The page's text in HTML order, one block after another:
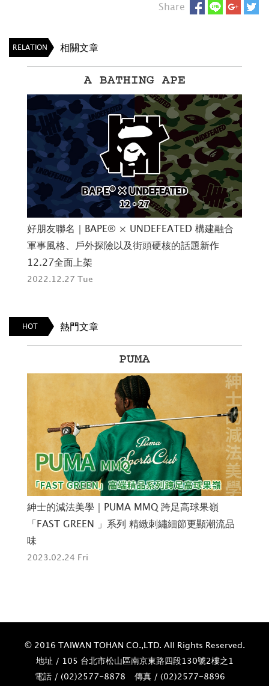
Share
RELATION 相關文章
A BATHING APE
好朋友聯名｜BAPE® × UNDEFEATED 構建融合
軍事風格、戶外探險以及街頭硬核的話題新作
12.27全面上架
2022.12.27 Tue
HOT 熱門文章
PUMA
紳士的減法美學｜PUMA MMQ 跨足高球果嶺
「FAST GREEN 」系列 精緻刺繡細節更顯潮流品
味
2023.02.24 Fri
© 2016 TAIWAN TOHAN CO.,LTD. All Rights Reserved.
地址 / 105 台北市松山區南京東路四段130號2樓之1
電話 / (02)­2577-8878
傳真 / (02)­2577-8896